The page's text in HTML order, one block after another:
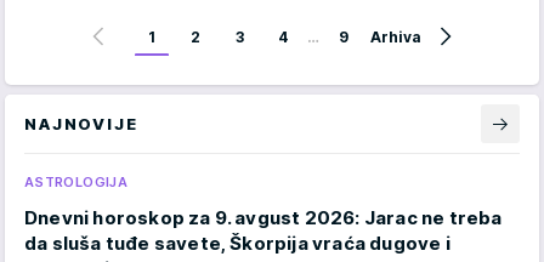
1 2 3 4 … 9 Arhiva
NAJNOVIJE
ASTROLOGIJA
Dnevni horoskop za 9. avgust 2026: Jarac ne treba
da sluša tuđe savete, Škorpija vraća dugove i